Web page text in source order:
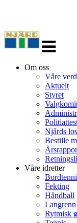
navigasjon
Om oss
Våre
Aktuelt
Styret
Njårds
Bestille
Våre idretter
Fekting
Håndball
Langrenn
Rytmisk